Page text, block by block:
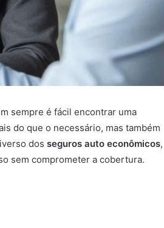
sempre é fácil encontrar uma
do que o necessário, mas também
dos seguros auto econômicos,
sem comprometer a cobertura.